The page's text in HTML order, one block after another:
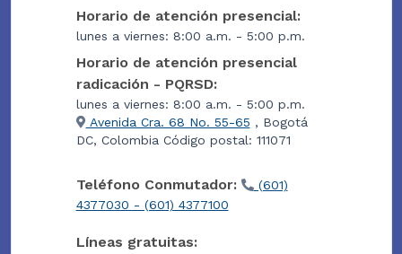
Horario de atención presencial:
lunes a viernes: 8:00 a.m. - 5:00 p.m.
Horario de atención presencial
radicación - PQRSD:
lunes a viernes: 8:00 a.m. - 5:00 p.m.
Avenida Cra. 68 No. 55-65 , Bogotá
DC, Colombia Código postal: 111071
Teléfono Conmutador:
(601)
4377030 - (601) 4377100
Líneas gratuitas: